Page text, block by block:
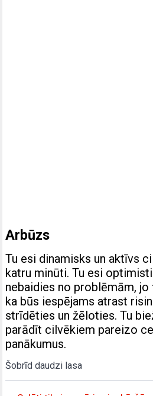
Arbūzs
Tu esi dinamisks un aktīvs
katru minūti. Tu esi
nebaidies no problēmām,
ka būs iespējams atrast
strīdēties un žēloties. Tu
parādīt cilvēkiem pareizo
panākumus.
Šobrīd daudzi lasa